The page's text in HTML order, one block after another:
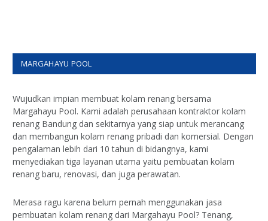
MARGAHAYU POOL
Wujudkan impian membuat kolam renang bersama
Margahayu Pool. Kami adalah perusahaan kontraktor kolam
renang Bandung dan sekitarnya yang siap untuk merancang
dan membangun kolam renang pribadi dan komersial. Dengan
pengalaman lebih dari 10 tahun di bidangnya, kami
menyediakan tiga layanan utama yaitu pembuatan kolam
renang baru, renovasi, dan juga perawatan.
Merasa ragu karena belum pernah menggunakan jasa
pembuatan kolam renang dari Margahayu Pool? Tenang,